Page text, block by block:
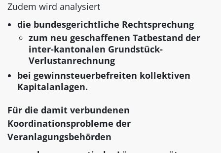
Zudem wird analysiert
die bundesgerichtliche Rechtsprechung
zum neu geschaffenen Tatbestand der
inter-kantonalen Grundstück-
Verlustanrechnung
bei gewinnsteuerbefreiten kollektiven
Kapitalanlagen.
Für die damit verbundenen
Koordinationsprobleme der
Veranlagungsbehörden